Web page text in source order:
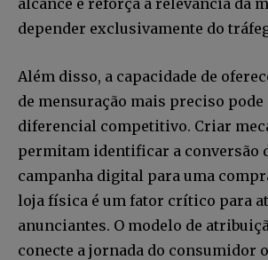
depender exclusivamente do
Além disso, a capacidade de
de mensuração mais preciso
diferencial competitivo. Criar
permitam identificar a conversão
campanha digital para uma
loja física é um fator crítico para
anunciantes. O modelo de
conecte a jornada do consumidor